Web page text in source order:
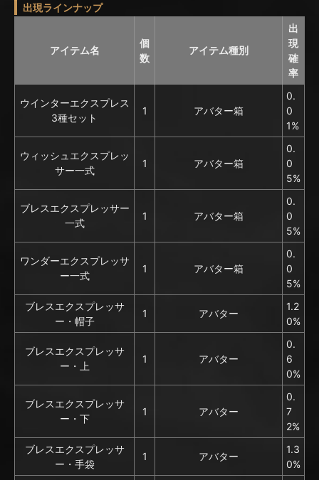
出現ラインナップ
アイテム名
個
数
アイテム種別
出
現
確
率
ウインターエクスプレス
3種セット
1 アバター箱
0.
0
1%
ウィッシュエクスプレッ
サー一式
1 アバター箱
0.
0
5%
ブレスエクスプレッサー
一式
1 アバター箱
0.
0
5%
ワンダーエクスプレッサ
ー一式
1 アバター箱
0.
0
5%
ブレスエクスプレッサ
ー・帽子
1 アバター
1.2
0%
ブレスエクスプレッサ
ー・上
1 アバター
0.
6
0%
ブレスエクスプレッサ
ー・下
1 アバター
0.
7
2%
ブレスエクスプレッサ
ー・手袋
1 アバター
1.3
0%